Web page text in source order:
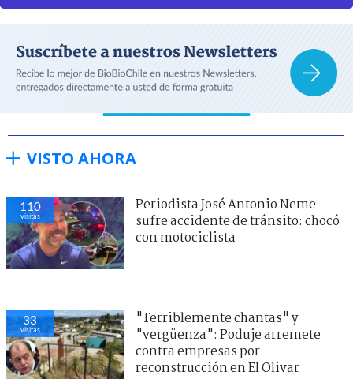
VISTO AHORA
110
visitas
Periodista José Antonio Neme
sufre accidente de tránsito: chocó
con motociclista
33
visitas
"Terriblemente chantas" y
"vergüenza": Poduje arremete
contra empresas por
reconstrucción en El Olivar